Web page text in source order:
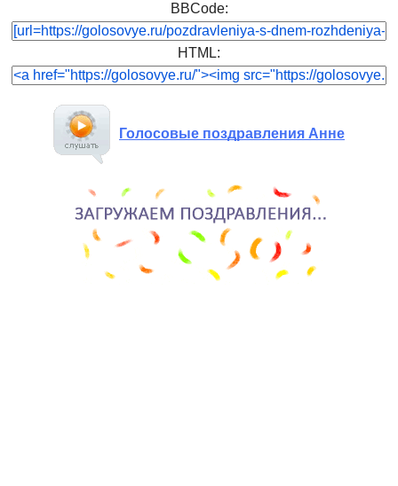
BBCode:
HTML:
Голосовые поздравления Анне